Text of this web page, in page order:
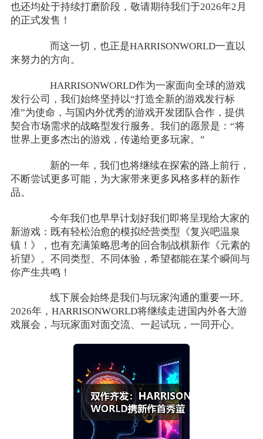
也还均处于持续打磨阶段，敬请期待我们于2026年2月
的正式发售！
而这一切，也正是HARRISONWORLD一直以
来努力的方向。
HARRISONWORLD作为一家面向全球的游戏
发行公司，我们始终坚持以“打造全新的游戏发行标
准”为使命，与国内外优秀的游戏开发团队合作，提供
契合市场需求的战略型发行服务。我们的愿景是：“将
世界上更多杰出的游戏，传递给更多玩家。”
新的一年，我们也将继续在探索的路上前行，
不断尝试更多可能，为大家带来更多风格多样的新作
品。
今年我们也早早计划好我们即将呈现给大家的
新游戏：既有轻松治愈的模拟经营类型《复兴吧温泉
镇！》，也有充满策略思考的回合制战棋新作《元素的
祈望》。不同类型、不同体验，希望都能在某个瞬间与
你产生共鸣！
线下展会始终是我们与玩家沟通的重要一环。
2026年，HARRISONWORLD将继续走进国内外各大游
戏展会，与玩家面对面交流、一起试玩，一同开心。